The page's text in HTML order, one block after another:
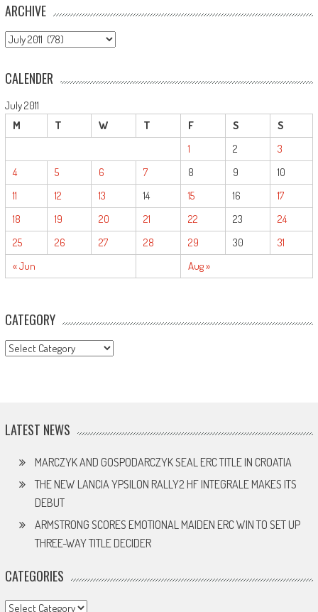
ARCHIVE
ARCHIVE
CALENDER
July 2011
M
T W T F S S
« Jun Aug »
1 2
3
4
5 6 7 8 9
10
11
12 13 14 15 16
17
18
19 20 21 22 23
24
25
26 27 28 29 30 31
CATEGORY
CATEGORY
LATEST NEWS
MARCZYK AND GOSPODARCZYK SEAL ERC TITLE IN CROATIA
THE NEW LANCIA YPSILON RALLY2 HF INTEGRALE MAKES ITS
DEBUT
ARMSTRONG SCORES EMOTIONAL MAIDEN ERC WIN TO SET UP
THREE-WAY TITLE DECIDER
CATEGORIES
Categories